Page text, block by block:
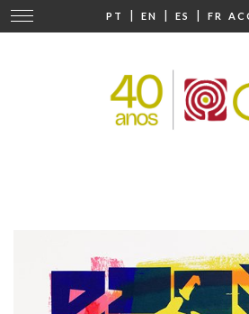
PT | EN | ES | FR
Cambiar
navegación